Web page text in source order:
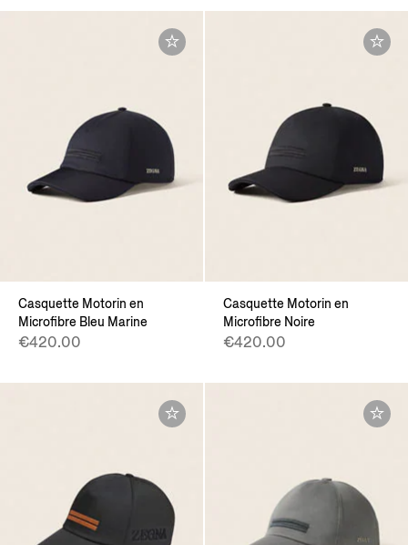
Casquette Motorin en
Microfibre Bleu Marine
€420.00
Casquette Motorin en
Microfibre Noire
€420.00